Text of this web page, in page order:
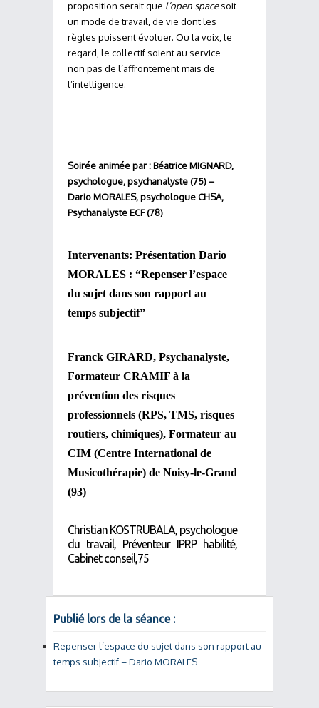
proposition serait que l’open spacesoit
un mode de travail, de vie dont les
règles puissent évoluer. Ou la voix, le
regard, le collectif soient au service
non pas de l’affrontement mais de
l’intelligence.
Soirée animée par : Béatrice MIGNARD,
psychologue, psychanalyste (75) –
Dario MORALES, psychologue CHSA,
Psychanalyste ECF (78)
Intervenants: Présentation Dario
MORALES : “Repenser l’espace
du sujet dans son rapport au
temps subjectif”
Franck GIRARD, Psychanalyste,
Formateur CRAMIF à la
prévention des risques
professionnels (RPS, TMS, risques
routiers, chimiques), Formateur au
CIM (Centre International de
Musicothérapie) de Noisy-le-Grand
(93)
Christian KOSTRUBALA, psychologue
du travail, Préventeur IPRP habilité,
Cabinet conseil,75
Publié lors de la séance :
Repenser l’espace du sujet dans son rapport au
temps subjectif – Dario MORALES